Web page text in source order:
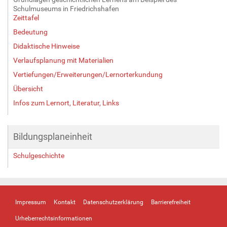
i
l
d
i
n
o
l
e
ö
e
Schulmuseums in Friedrichshafen
Zeittafel
Bedeutung
Didaktische Hinweise
Verlaufsplanung mit Materialien
Vertiefungen/Erweiterungen/Lernorterkundung
Übersicht
Infos zum Lernort, Literatur, Links
Bildungsplaneinheit
Schulgeschichte
Impressum Kontakt Datenschutzerklärung Barrierefreiheit
Urheberrechtsinformationen